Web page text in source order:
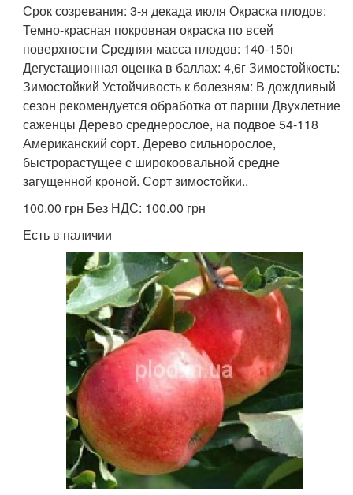
Срок созревания: 3-я декада июля Окраска плодов:
Темно-красная покровная окраска по всей
поверхности Средняя масса плодов: 140-150г
Дегустационная оценка в баллах: 4,6г Зимостойкость:
Зимостойкий Устойчивость к болезням: В дождливый
сезон рекомендуется обработка от парши Двухлетние
саженцы Дерево среднерослое, на подвое 54-118
Американский сорт. Дерево сильнорослое,
быстрорастущее с широкоовальной средне
загущенной кроной. Сорт зимостойки..
100.00 грн Без НДС: 100.00 грн
Есть в наличии